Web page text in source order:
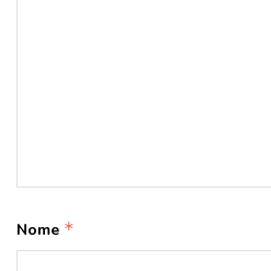
Nome *